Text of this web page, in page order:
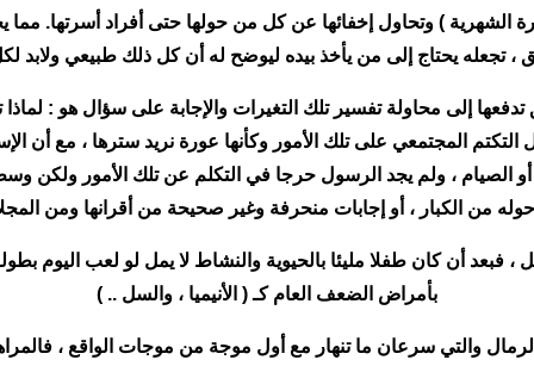
) وتحاول إخفائها عن كل من حولها حتى أفراد أسرتها. مما
تجعله يحتاج إلى من يأخذ بيده ليوضح له أن كل ذلك طبيعي ولابد
إلى محاولة تفسير تلك التغيرات والإجابة على سؤال هو :
المجتمعي على تلك الأمور وكأنها عورة نريد سترها ، مع أن
أو الصيام ، ولم يجد الرسول حرجا في التكلم عن تلك الأمور
من الكبار ، أو إجابات منحرفة وغير صحيحة من أقرانها ومن
فبعد أن كان طفلا مليئا بالحيوية والنشاط لا يمل لو لعب اليوم
بأمراض الضعف العام كـ ( الأنيميا ، والسل .. )
الرمال والتي سرعان ما تنهار مع أول موجة من موجات الواقع ،